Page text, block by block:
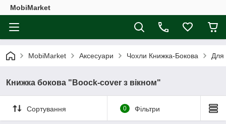
MobiMarket
MobiMarket Аксесуари Чохли Книжка-Бокова Для
Книжка бокова "Boock-cover з вікном"
Сортування 0 Фільтри